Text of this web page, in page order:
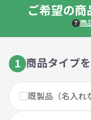
ご希望の
商
1 商品タイプ
既製品（名入れ